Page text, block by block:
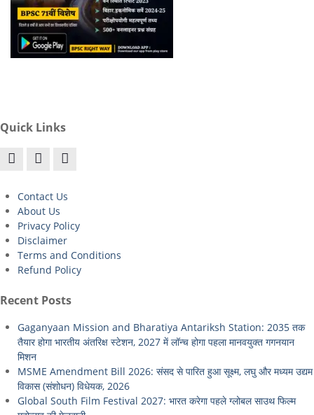
Quick Links
Contact Us
About Us
Privacy Policy
Disclaimer
Terms and Conditions
Refund Policy
Recent Posts
Gaganyaan Mission and Bharatiya Antariksh Station: 2035 तक
तैयार होगा भारतीय अंतरिक्ष स्टेशन, 2027 में लॉन्च होगा पहला मानवयुक्त गगनयान
मिशन
MSME Amendment Bill 2026: संसद से पारित हुआ सूक्ष्म, लघु और मध्यम उद्यम
विकास (संशोधन) विधेयक, 2026
Global South Film Festival 2027: भारत करेगा पहले ग्लोबल साउथ फिल्म